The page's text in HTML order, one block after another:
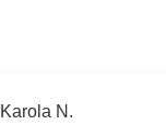
Karola N.